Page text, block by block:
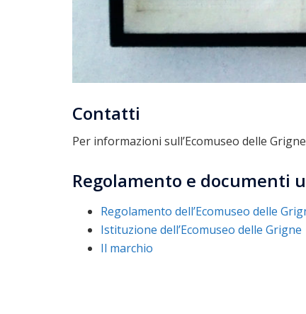
Contatti
Per informazioni sull’Ecomuseo delle
Regolamento e documenti
Regolamento dell’Ecomuseo delle
Istituzione dell’Ecomuseo delle Grigne
Il marchio